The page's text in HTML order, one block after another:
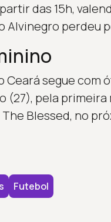
das 15h,
Alvinegro perdeu
Ceará segue com
(27), pela
Blessed, no
Futebol